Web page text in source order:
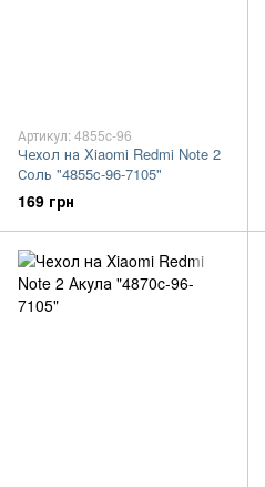
Артикул: 4855c-96
Чехол на Xiaomi Redmi Note 2
Соль "4855c-96-7105"
169 грн